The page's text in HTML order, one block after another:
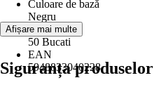
Culoare de bază
Negru
Conţinut
50 Bucati
EAN
5948833040228
Afișare mai multe
Siguranța produselor